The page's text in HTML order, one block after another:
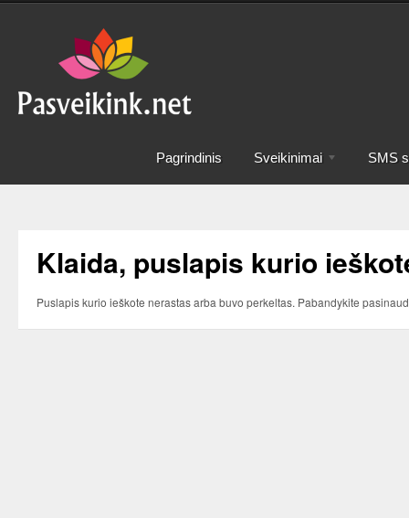
Pagrindinis Sveikinimai SMS
Klaida, puslapis kurio
Puslapis kurio ieškote nerastas arba buvo perkeltas. Pabandykite